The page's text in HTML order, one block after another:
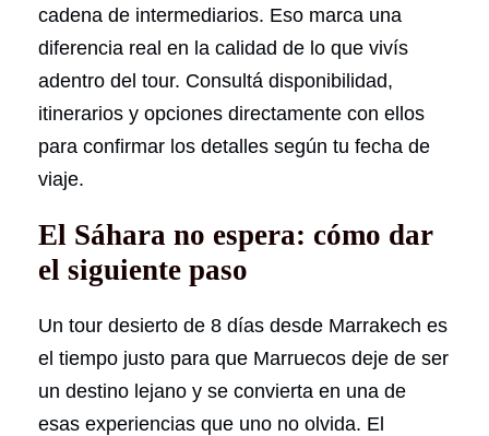
cadena de intermediarios. Eso marca una
diferencia real en la calidad de lo que vivís
adentro del tour. Consultá disponibilidad,
itinerarios y opciones directamente con ellos
para confirmar los detalles según tu fecha de
viaje.
El Sáhara no espera: cómo dar
el siguiente paso
Un tour desierto de 8 días desde Marrakech es
el tiempo justo para que Marruecos deje de ser
un destino lejano y se convierta en una de
esas experiencias que uno no olvida. El